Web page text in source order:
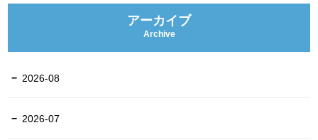
アーカイブ
Archive
2026-08
2026-07